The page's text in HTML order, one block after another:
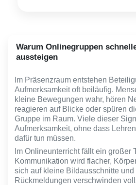
Warum Onlinegruppen
aussteigen
Im Präsenzraum entstehen
Aufmerksamkeit oft beiläufig.
kleine Bewegungen wahr, hören
reagieren auf Blicke oder spüren
Gruppe im Raum. Viele dieser
Aufmerksamkeit, ohne dass
dafür tun müssen.
Im Onlineunterricht fällt ein großer
Kommunikation wird flacher,
sich auf kleine Bildausschnitte
Rückmeldungen verschwinden